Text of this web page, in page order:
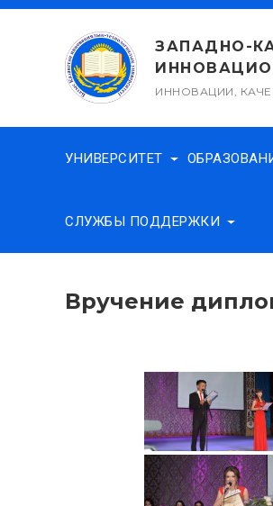
Перейти
содержимому
ЗАПАДНО-
ИННОВАЦИИ,
УНИВЕРСИТЕТ
СЛУЖБЫ ПОДДЕРЖКИ
Вручение